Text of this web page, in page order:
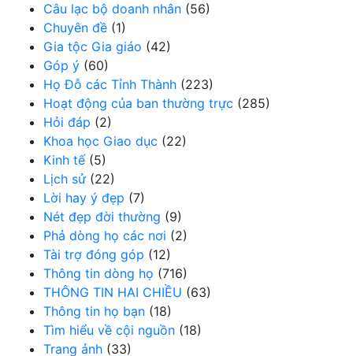
Câu lạc bộ doanh nhân (56)
Chuyên đề (1)
Gia tộc Gia giáo (42)
Góp ý (60)
Họ Đỗ các Tỉnh Thành (223)
Hoạt động của ban thường trực (285)
Hỏi đáp (2)
Khoa học Giao dục (22)
Kinh tế(5)
Lịch sử(22)
Lời hay ý đẹp (7)
Nét đẹp đời thường (9)
Phả dòng họ các nơi (2)
Tài trợ đóng góp (12)
Thông tin dòng họ (716)
THÔNG TIN HAI CHIỀU (63)
Thông tin họ bạn (18)
Tìm hiểu về cội nguồn (18)
Trang ảnh (33)